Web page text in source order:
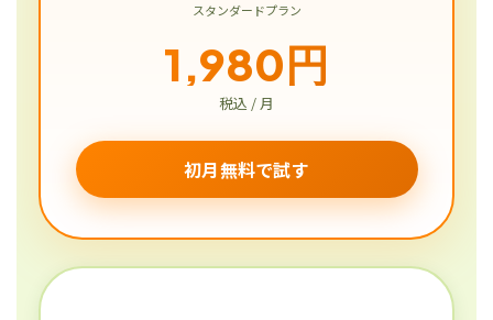
スタンダードプラン
1,980円
税込 / 月
初月無料で試す